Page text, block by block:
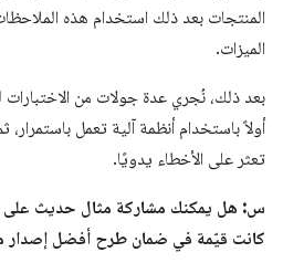
المنتجات بعد ذلك استخدام هذه
الميزات.
بعد ذلك، نُجري عدة جولات من
أولاً باستخدام أنظمة آلية تعمل
تعثر على الأخطاء يدويًا.
س: هل يمكنك مشاركة مثال حديث
كانت قيّمة في ضمان طرح أفضل إصدار